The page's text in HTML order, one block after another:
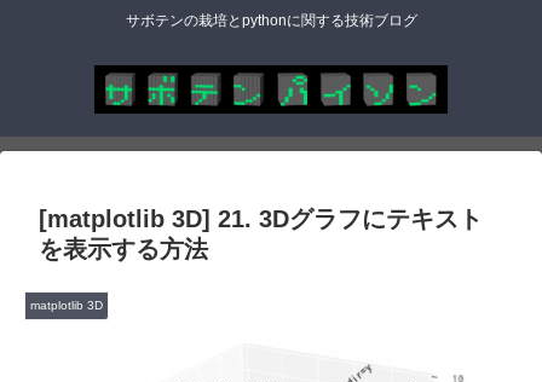
サボテンの栽培とpythonに関する技術ブログ
[matplotlib 3D] 21. 3Dグラフにテキスト
を表示する方法
matplotlib 3D